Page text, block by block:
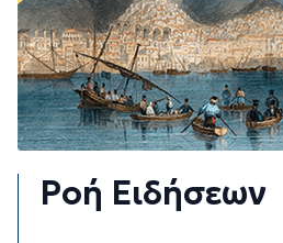
Ροή Ειδήσεων